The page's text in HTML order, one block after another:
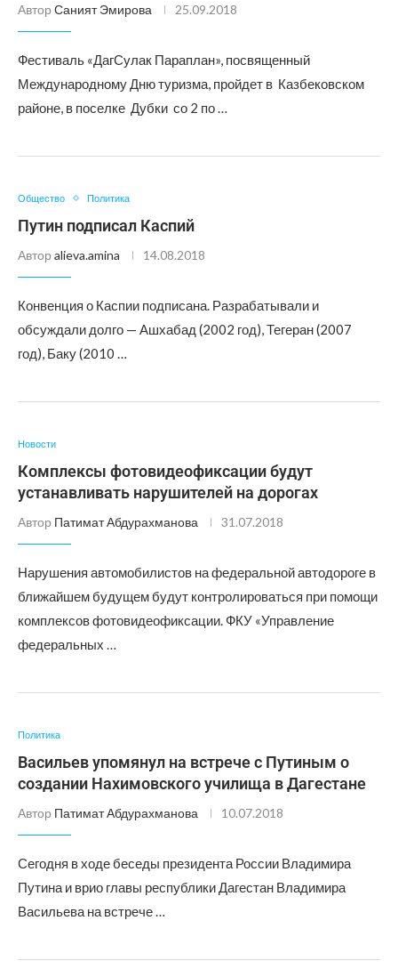
Автор Саният Эмирова 25.09.2018
Фестиваль «ДагСулак Параплан», посвященный
Международному Дню туризма, пройдет в Казбековском
районе, в поселке Дубки со 2 по …
Общество Политика
Путин подписал Каспий
Автор alieva.amina 14.08.2018
Конвенция о Каспии подписана. Разрабатывали и
обсуждали долго — Ашхабад (2002 год), Тегеран (2007
год), Баку (2010 …
Новости
Комплексы фотовидеофиксации будут
устанавливать нарушителей на дорогах
Автор Патимат Абдурахманова 31.07.2018
Нарушения автомобилистов на федеральной автодороге в
ближайшем будущем будут контролироваться при помощи
комплексов фотовидеофиксации. ФКУ «Управление
федеральных …
Политика
Васильев упомянул на встрече с Путиным о
создании Нахимовского училища в Дагестане
Автор Патимат Абдурахманова 10.07.2018
Сегодня в ходе беседы президента России Владимира
Путина и врио главы республики Дагестан Владимира
Васильева на встрече …